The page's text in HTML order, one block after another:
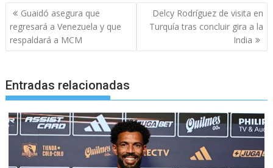
Navegación
de
entradas
Guaidó asegura que
regresará a Venezuela y que
respaldará a MCM
Delcy Rodríguez de visita en
Turquía tras concluir gira a la
India
Entradas relacionadas